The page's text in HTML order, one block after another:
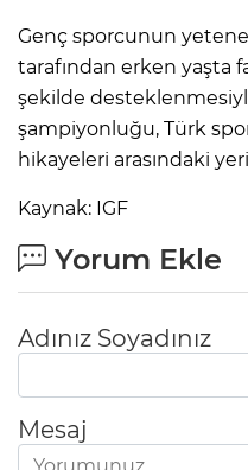
Genç sporcunun
tarafından erken yaşta
şekilde
şampiyonluğu, Türk
hikayeleri arasındaki
Kaynak: IGF
Yorum Ekle
Adınız Soyadınız
Mesaj